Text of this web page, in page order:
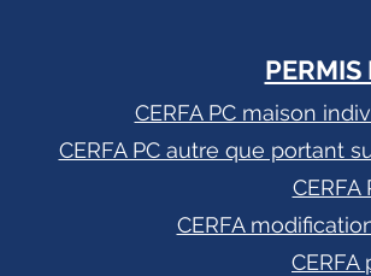
PERMIS
CERFA PC maison
CERFA PC autre que portant
CERFA